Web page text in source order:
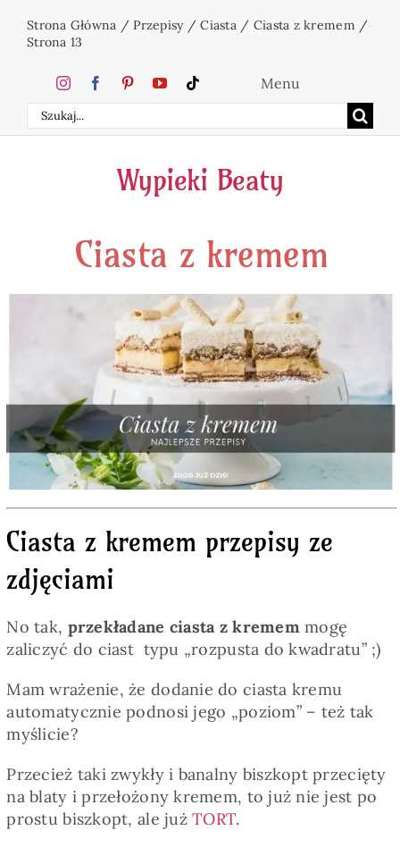
Strona Główna /Przepisy/Ciasta/ Ciasta z kremem /
Strona 13
Szukaj
Menu
Home
Ciasta
Desery
Święta
Napoje
Pieczywo
Przetwory
Posiłki
SKLEP
Polski
Wypieki Beaty
Ciasta z kremem
Ciasta z kremem przepisy ze
zdjęciami
No tak, przekładane ciasta z kremem mogę
zaliczyć do ciast typu „rozpusta do kwadratu” ;)
Mam wrażenie, że dodanie do ciasta kremu
automatycznie podnosi jego „poziom” – też tak
myślicie?
Przecież taki zwykły i banalny biszkopt przecięty
na blaty i przełożony kremem, to już nie jest po
prostu biszkopt, ale jużTORT.